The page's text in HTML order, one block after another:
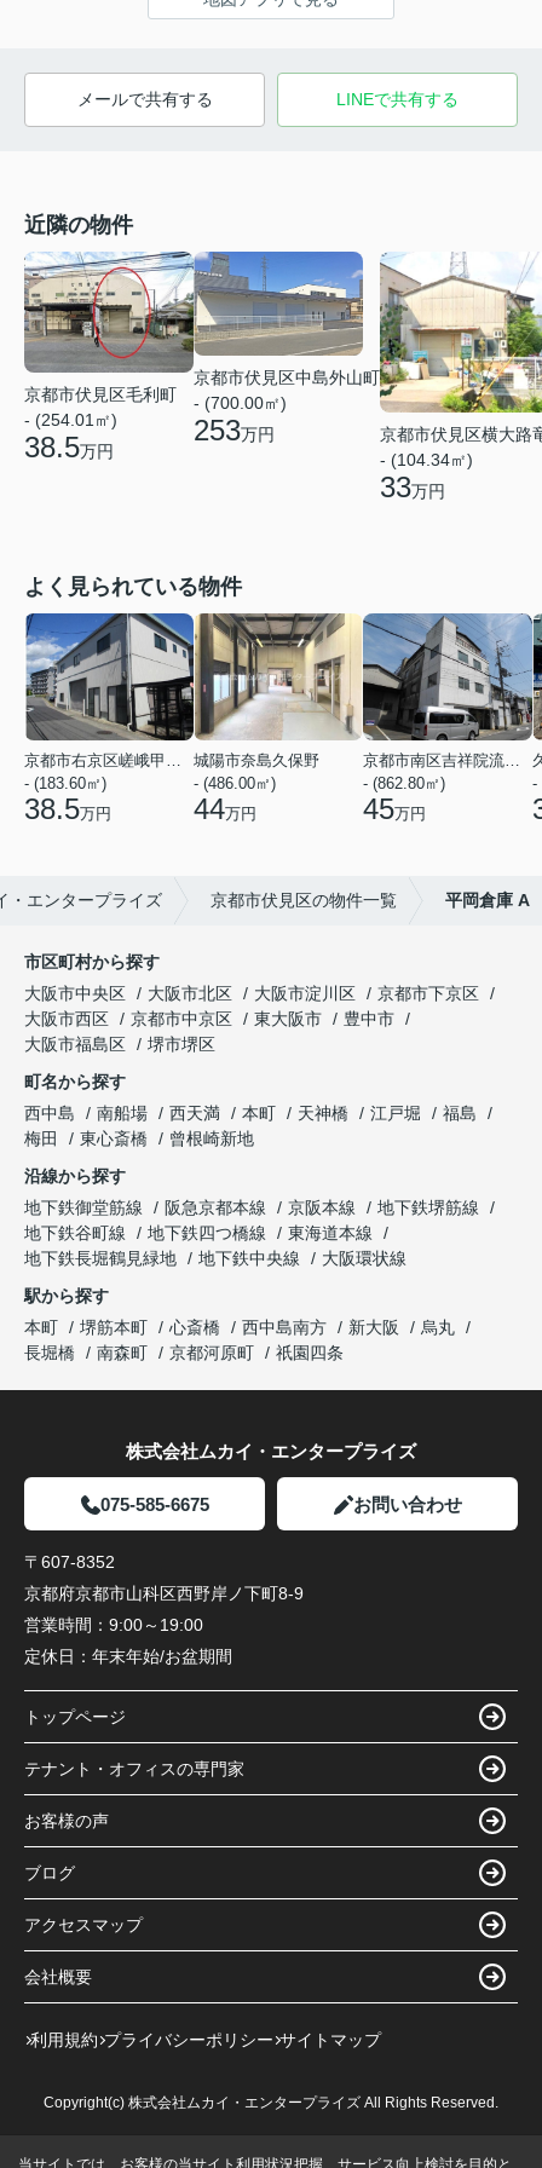
メールで共有する LINEで共有する
近隣の物件
京都市伏見区毛利町
- (254.01㎡)
38.5万円
京都市伏見区中島外山町
- (700.00㎡)
253万円
京都市伏見区横大路
- (104.34㎡)
33万円
よく見られている物件
京都市右京区嵯峨甲塚町
- (183.60㎡)
38.5万円
城陽市奈島久保野
- (486.00㎡)
44万円
京都市南区吉祥院流作町
- (862.80㎡)
45万円
-
・エンタープライズ 京都市伏見区の物件一覧 平岡倉庫 A
市区町村から探す
大阪市中央区
大阪市北区 大阪市淀川区
京都市下京区
大阪市西区
京都市中京区 東大阪市
豊中市
大阪市福島区
堺市堺区
町名から探す
西中島
南船場 西天満 本町 天神橋 江戸堀
福島
梅田
東心斎橋
曾根崎新地
沿線から探す
地下鉄御堂筋線
阪急京都本線 京阪本線
地下鉄堺筋線
地下鉄谷町線
地下鉄四つ橋線
東海道本線
地下鉄長堀鶴見緑地
地下鉄中央線
大阪環状線
駅から探す
本町
堺筋本町 心斎橋 西中島南方 新大阪
烏丸
長堀橋
南森町 京都河原町 祇園四条
株式会社ムカイ・エンタープライズ
075-585-6675 お問い合わせ
〒607-8352
京都府京都市山科区西野岸ノ下町8-9
営業時間： 9:00～19:00
定休日： 年末年始/お盆期間
トップページ
テナント・オフィスの専門家
お客様の声
ブログ
アクセスマップ
会社概要
利用規約 プライバシーポリシー サイトマップ
Copyright(c) 株式会社ムカイ・エンタープライズ All Rights Reserved.
当サイトでは、お客様の当サイト利用状況把握、サービス向上検討を目的と